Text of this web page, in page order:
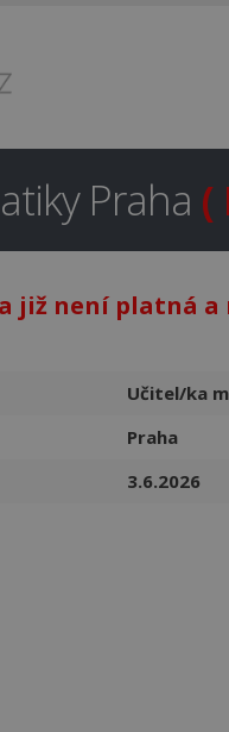
Praha (
již není platná a
Učitel/ka
Praha
3.6.2026